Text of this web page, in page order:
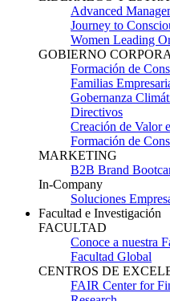
Advanced
Journey to
Women Leading
GOBIERNO
Formación de
Familias
Gobernanza
Directivos
Creación de Valor
Formación de
MARKETING
B2B Brand
In-Company
Soluciones
Facultad e Investigación
FACULTAD
Conoce a nuestra
Facultad Global
CENTROS DE
FAIR Center for